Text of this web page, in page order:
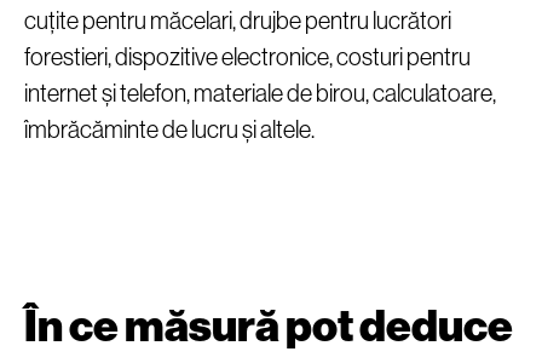
cuțite pentru măcelari, drujbe pentru lucrători
forestieri, dispozitive electronice, costuri pentru
internet și telefon, materiale de birou, calculatoare,
îmbrăcăminte de lucru și altele.
În ce măsură pot deduce